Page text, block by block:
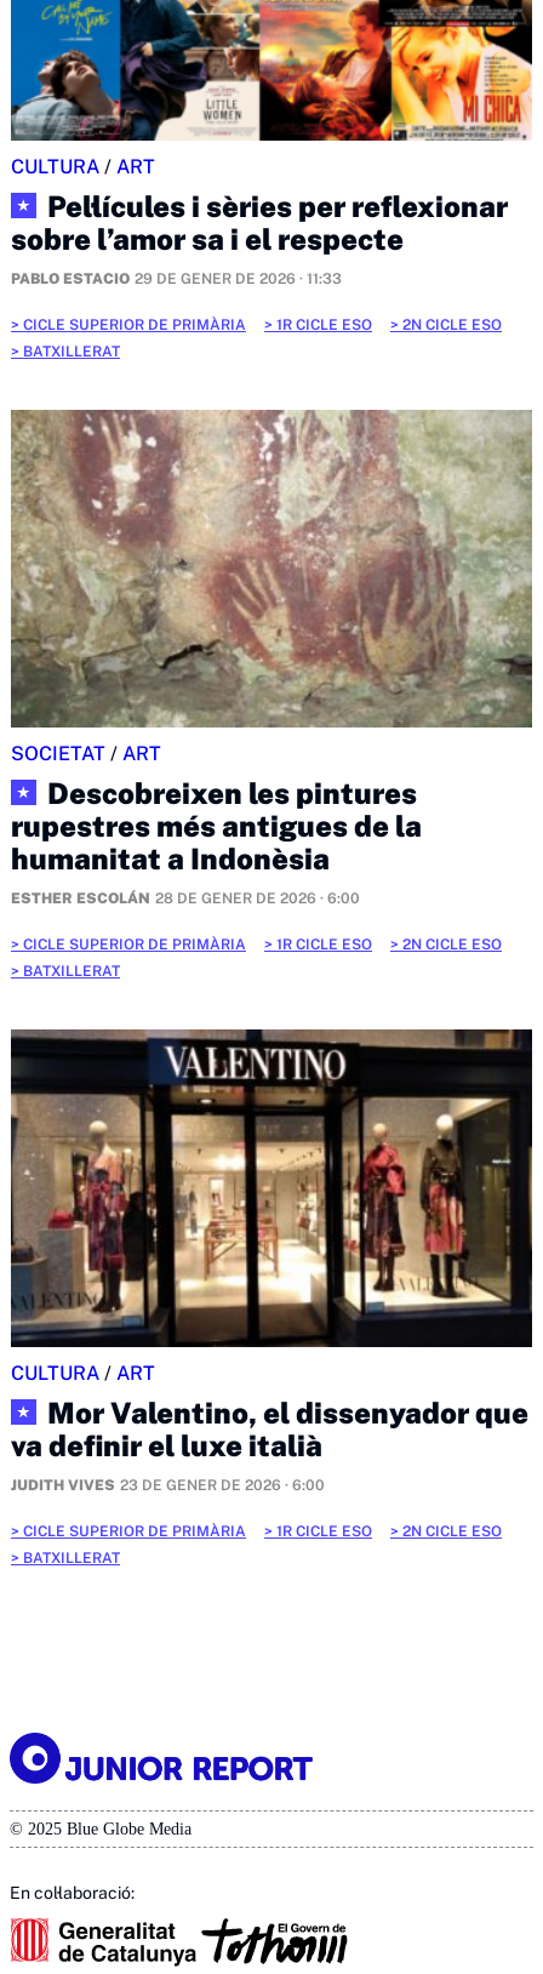
CULTURA / ART
★
Pel·lícules i sèries per reflexionar
sobre l’amor sa i el respecte
PABLO ESTACIO 29 DE GENER DE 2026 · 11:33
CICLE SUPERIOR DE PRIMÀRIA 1R CICLE ESO
2N CICLE ESO
BATXILLERAT
SOCIETAT / ART
★
Descobreixen les pintures
rupestres més antigues de la
humanitat a Indonèsia
ESTHER ESCOLÁN 28 DE GENER DE 2026 · 6:00
CICLE SUPERIOR DE PRIMÀRIA 1R CICLE ESO
2N CICLE ESO
BATXILLERAT
CULTURA / ART
★
Mor Valentino, el dissenyador que
va definir el luxe italià
JUDITH VIVES 23 DE GENER DE 2026 · 6:00
CICLE SUPERIOR DE PRIMÀRIA 1R CICLE ESO
2N CICLE ESO
BATXILLERAT
© 2025 Blue Globe Media
En col·laboració: